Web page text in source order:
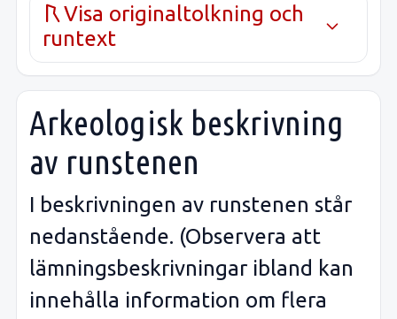
Visa originaltolkning och
runtext
Arkeologisk beskrivning
av runstenen
I beskrivningen av runstenen står
nedanstående. (Observera att
lämningsbeskrivningar ibland kan
innehålla information om flera